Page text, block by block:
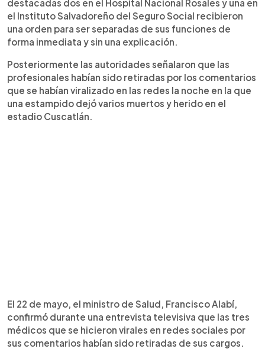
destacadas dos en el Hospital Nacional Rosales y una en
el Instituto Salvadoreño del Seguro Social recibieron
una orden para ser separadas de sus funciones de
forma inmediata y sin una explicación.
Posteriormente las autoridades señalaron que las
profesionales habían sido retiradas por los comentarios
que se habían viralizado en las redes la noche en la que
una estampido dejó varios muertos y herido en el
estadio Cuscatlán.
El 22 de mayo, el ministro de Salud, Francisco Alabí,
confirmó durante una entrevista televisiva que las tres
médicos que se hicieron virales en redes sociales por
sus comentarios habían sido retiradas de sus cargos.